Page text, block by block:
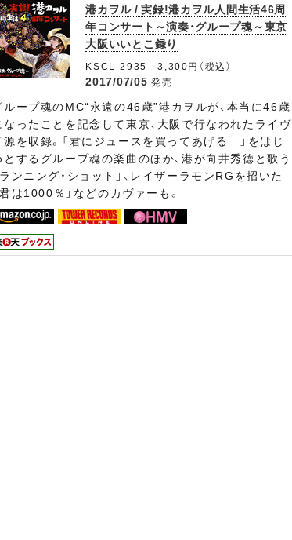
港カヲル / 実録!港カヲル人間生活46周
年コンサート～演奏・グループ魂～東京
大阪いいとこ録り
KSCL-2935 3,300円（税込）
2017/07/05 発売
ループ魂のMC“永遠の46歳”港カヲルが、本当に46歳
なったことを記念して東京、大阪で行なわれたライヴ
源を収録。「君にジュースを買ってあげる 」をはじ
とするグループ魂の楽曲のほか、港が向井秀徳と歌う
ランニング・ショット」、レイザーラモンRGを招いた
君は1000％」などのカヴァーも。